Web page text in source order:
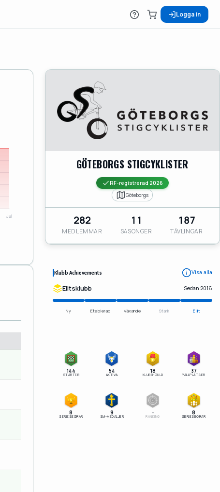
Logga in
GÖTEBORGS STIGCYKLISTER
RF-registrerad 2026
Göteborgs
282
MEDLEMMAR
11
SÄSONGER
187
TÄVLINGAR
Klubb Achievements Visa alla
Elitsklubb Sedan 2016
Ny Etablerad Växande Stark Elit
GO!
144
STARTER
54
AKTIVA
18
KLUBB-GULD
2 1
3
37
PALLPLATSER
8
SERIESEGRAR
SM
9
SM-MEDALJER
–
–
RANKING
8
SERIESEGRAR